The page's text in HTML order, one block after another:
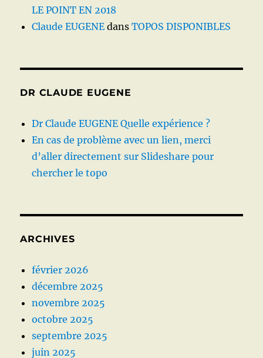
LE POINT EN 2018
Claude EUGENE dansTOPOS DISPONIBLES
DR CLAUDE EUGENE
Dr Claude EUGENE Quelle expérience ?
En cas de problème avec un lien, merci
d’aller directement sur Slideshare pour
chercher le topo
ARCHIVES
février 2026
décembre 2025
novembre 2025
octobre 2025
septembre 2025
juin 2025